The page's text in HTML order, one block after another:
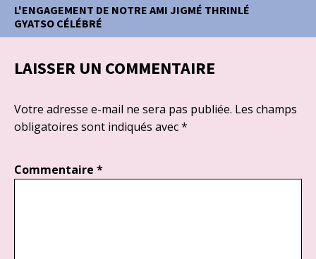
L'ENGAGEMENT DE NOTRE AMI JIGMÉ THRINLÉ
GYATSO CÉLÉBRÉ
LAISSER UN COMMENTAIRE
Votre adresse e-mail ne sera pas publiée. Les champs
obligatoires sont indiqués avec*
Commentaire *